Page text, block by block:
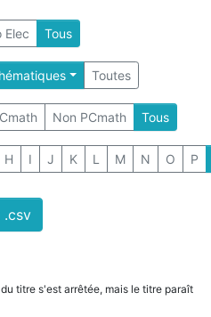
Elec Tous
Toutes
Non PCmath Tous
H I J K L M N O P
.csv
titre s'est arrêtée, mais le titre paraît